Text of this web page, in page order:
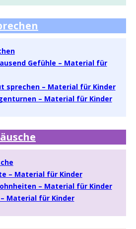
Gefühle – Material für
sprechen – Material für Kinder
– Material für Kinder
– Material für Kinder
– Material für Kinder
Material für Kinder